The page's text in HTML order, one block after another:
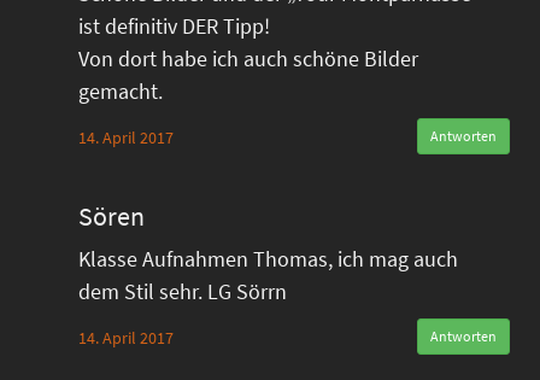
ist definitiv DER Tipp!
Von dort habe ich auch schöne Bilder
gemacht.
14. April 2017 Antworten
Sören
Klasse Aufnahmen Thomas, ich mag auch
dem Stil sehr. LG Sörrn
14. April 2017 Antworten